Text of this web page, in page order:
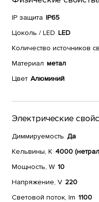
IP защита IP65
Цоколь / LED LED
Количество источников
Материал метал
Цвет Алюминий
Электрические
Диммируемость Да
Кельвины, К 4000
Мощность, W 10
Напряжение, V 220
Световой поток, lm 1100